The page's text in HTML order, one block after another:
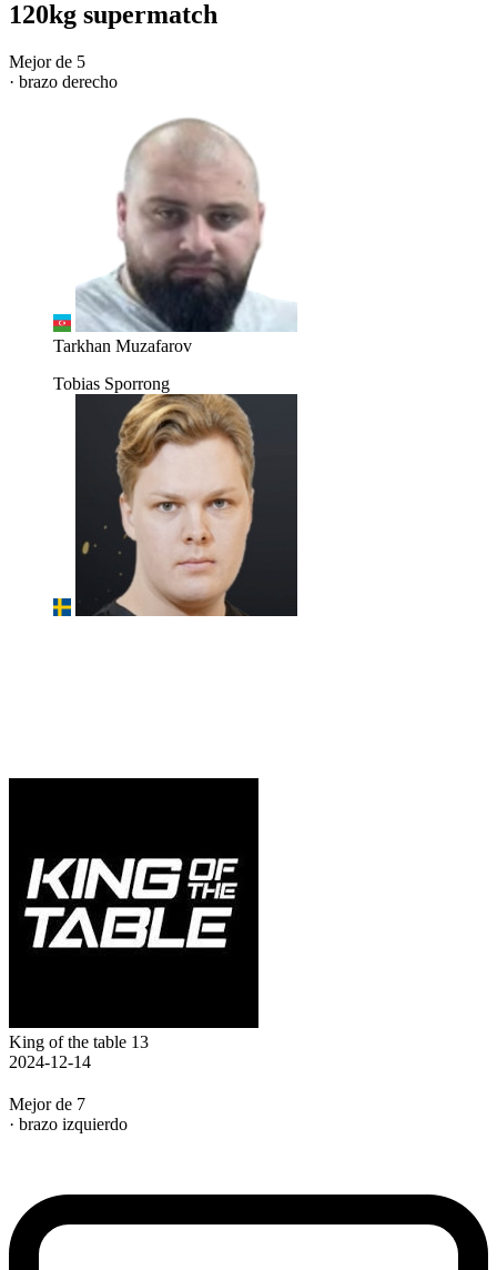
120kg supermatch
Mejor de 5
· brazo derecho
Tarkhan Muzafarov
Tobias Sporrong
King of the table 13
2024-12-14
Mejor de 7
· brazo izquierdo